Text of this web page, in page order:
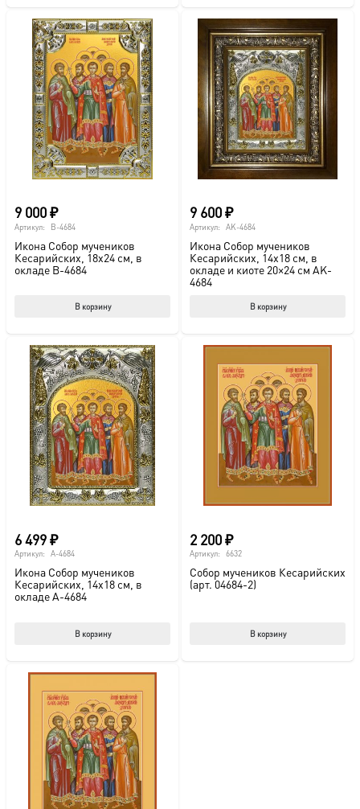
странице
9 000₽
Артикул: B-4684
Икона Собор мучеников
Кесарийских, 18х24 см, в
окладе B-4684
В корзину
9 600₽
Артикул: AK-4684
Икона Собор мучеников
Кесарийских, 14х18 см, в
окладе и киоте 20×24 см AK-
4684
В корзину
6 499₽
Артикул: A-4684
Икона Собор мучеников
Кесарийских, 14х18 см, в
окладе A-4684
В корзину
2 200₽
Артикул: 6632
Собор мучеников Кесарийских
(арт. 04684-2)
В корзину